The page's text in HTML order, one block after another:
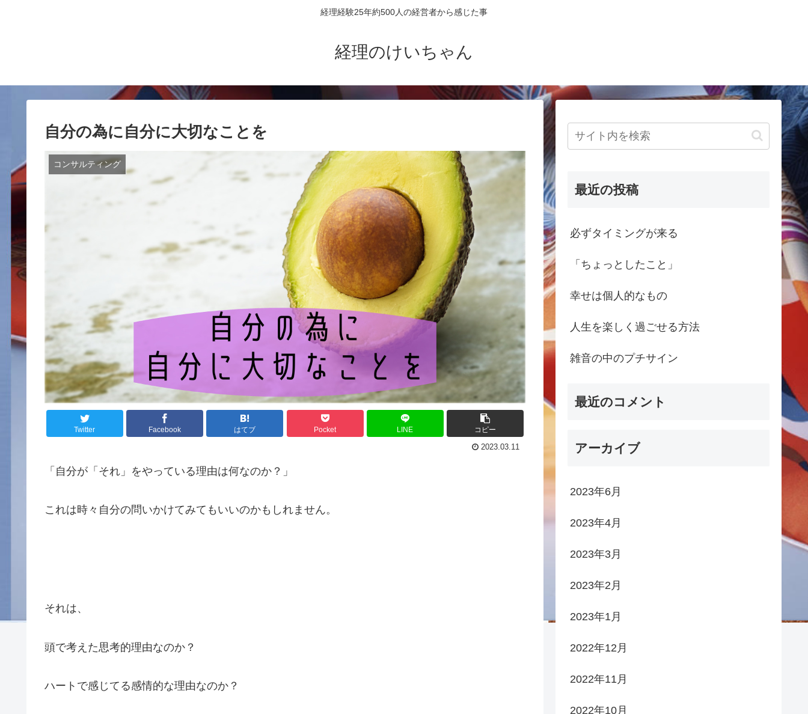
経理経験25年約500人の経営者から感じた事
経理のけいちゃん
自分の為に自分に大切なことを
コンサルティング
Twitter Facebook はてブ Pocket LINE コピー
2023.03.11
「自分が「それ」をやっている理由は何なのか？」
これは時々自分の問いかけてみてもいいのかもしれません。
それは、
頭で考えた思考的理由なのか？
ハートで感じてる感情的な理由なのか？
最近の投稿
必ずタイミングが来る
「ちょっとしたこと」
幸せは個人的なもの
人生を楽しく過ごせる方法
雑音の中のプチサイン
最近のコメント
アーカイブ
2023年6月
2023年4月
2023年3月
2023年2月
2023年1月
2022年12月
2022年11月
2022年10月